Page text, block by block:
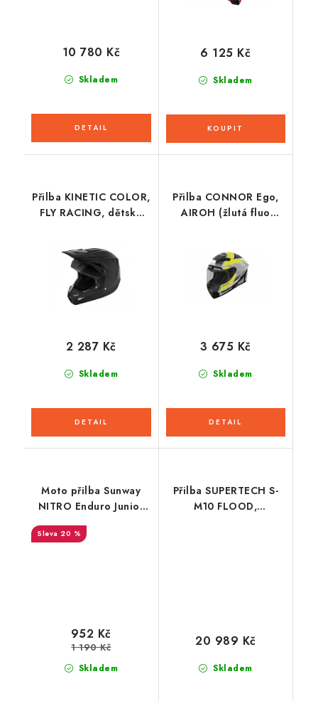
Skladem
10 780 Kč
Skladem
6 125 Kč
Přilba KINETIC COLOR,
FLY RACING, dětská
Skladem
2 287 Kč
Přilba CONNOR Ego,
AIROH (žlutá fluo
Skladem
3 675 Kč
Moto přilba Sunway
NITRO Enduro Junior
PHX - červená
20 %
Skladem
952 Kč
1 190 Kč
Přilba SUPERTECH S-
M10 FLOOD,
Skladem
20 989 Kč